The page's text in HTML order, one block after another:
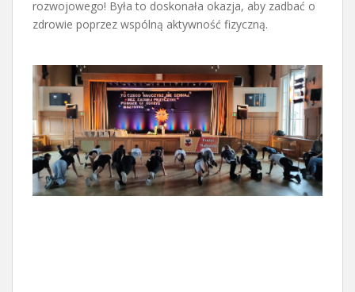
rozwojowego! Była to doskonała okazja, aby zadbać o
zdrowie poprzez wspólną aktywność fizyczną.